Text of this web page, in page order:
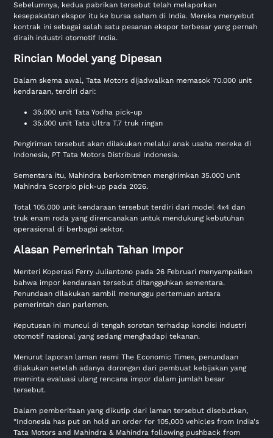
Sebelumnya, kedua pabrikan tersebut telah melaporkan
kesepakatan ekspor itu ke bursa saham di India. Mereka menyebut
kontrak ini sebagai salah satu pesanan ekspor terbesar yang pernah
diraih industri otomotif India.
Rincian Model yang Dipesan
Dalam skema awal, Tata Motors dijadwalkan memasok 70.000 unit
kendaraan, terdiri dari:
35.000 unit Tata Yodha pick-up
35.000 unit Tata Ultra T.7 truk ringan
Pengiriman tersebut akan dilakukan melalui anak usaha mereka di
Indonesia, PT Tata Motors Distribusi Indonesia.
Sementara itu, Mahindra berkomitmen mengirimkan 35.000 unit
Mahindra Scorpio pick-up pada 2026.
Total 105.000 unit kendaraan tersebut terdiri dari model 4x4 dan
truk enam roda yang direncanakan untuk mendukung kebutuhan
operasional di berbagai sektor.
Alasan Pemerintah Tahan Impor
Menteri Koperasi Ferry Juliantono pada 26 Februari menyampaikan
bahwa impor kendaraan tersebut ditangguhkan sementara.
Penundaan dilakukan sambil menunggu pertemuan antara
pemerintah dan parlemen.
Keputusan ini muncul di tengah sorotan terhadap kondisi industri
otomotif nasional yang sedang menghadapi tekanan.
Menurut laporan laman resmi The Economic Times, penundaan
dilakukan setelah adanya dorongan dari pembuat kebijakan yang
meminta evaluasi ulang rencana impor dalam jumlah besar
tersebut.
Dalam pemberitaan yang dikutip dari laman tersebut disebutkan,
“Indonesia has put on hold an order for 105,000 vehicles from India's
Tata Motors and Mahindra & Mahindra following pushback from